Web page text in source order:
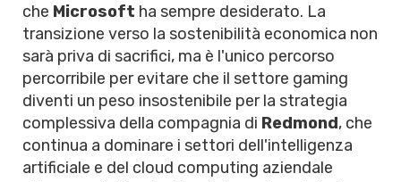
che Microsoft ha sempre desiderato. La
transizione verso la sostenibilità economica non
sarà priva di sacrifici, ma è l'unico percorso
percorribile per evitare che il settore gaming
diventi un peso insostenibile per la strategia
complessiva della compagnia di Redmond, che
continua a dominare i settori dell'intelligenza
artificiale e del cloud computing aziendale